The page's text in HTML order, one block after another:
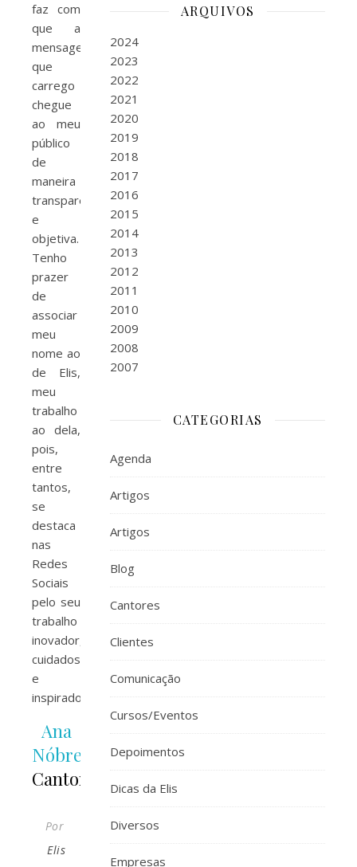
faz com
que a
mensagem
que
carrego
chegue
ao meu
público
de
maneira
transparente
e
objetiva.
Tenho
prazer
de
associar
meu
nome ao
de Elis,
meu
trabalho
ao dela,
pois,
entre
tantos,
se
destaca
nas
Redes
Sociais
pelo seu
trabalho
inovador,
cuidadoso
e
inspirador
Ana
Nóbrega
–
Cantora
Por
Elis
ARQUIVOS
2024
2023
2022
2021
2020
2019
2018
2017
2016
2015
2014
2013
2012
2011
2010
2009
2008
2007
CATEGORIAS
Agenda
Artigos
Artigos
Blog
Cantores
Clientes
Comunicação
Cursos/Eventos
Depoimentos
Dicas da Elis
Diversos
Empresas